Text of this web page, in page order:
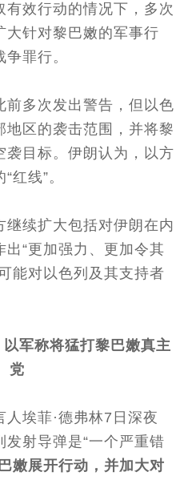
有效行动的情况下，多次
大针对黎巴嫩的军事行
罪行。
多次发出警告，但以色
地区的袭击范围，并将黎
袭目标。伊朗认为，以方
红线”。
续扩大包括对伊朗在内
“更加强力、更加令其
能对以色列及其支持者
军称将猛打黎巴嫩真主
党
人埃菲·德弗林7日深夜
射导弹是“一个严重错
嫩展开行动，并加大对